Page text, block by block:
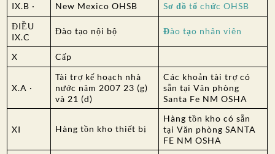
IX.B ·
New Mexico OHSB
Sơ đồ tổ chức OHSB
ĐIỀU
IX.C
Đào tạo nội bộ Đào tạo nhân viên
X Cấp
X.A ·
Tài trợ kế hoạch nhà
nước năm 2007 23 (g)
và 21 (d)
Các khoản tài trợ có
sẵn tại Văn phòng
Santa Fe NM OSHA
XI Hàng tồn kho thiết bị
Hàng tồn kho có sẵn
tại Văn phòng SANTA
FE NM OSHA